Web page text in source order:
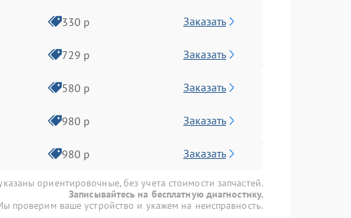
330 р Заказать
729 р Заказать
580 р Заказать
980 р Заказать
980 р Заказать
ориентировочные, без учета стоимости запчастей.
Записывайтесь на бесплатную диагностику.
проверим ваше устройство и укажем на неисправность.